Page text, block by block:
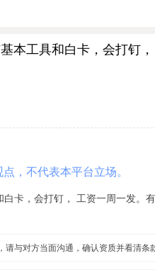
本工具和白卡，会打钉
，不代表本平台立场。
卡，会打钉， 工资一周一发。有
与对方当面沟通，确认资质并看清条